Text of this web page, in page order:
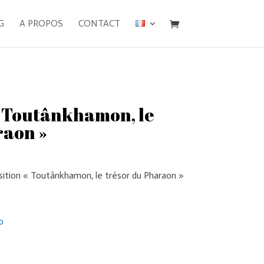
A PROPOS CONTACT
le
»
« Toutânkhamon, le trésor du Pharaon »